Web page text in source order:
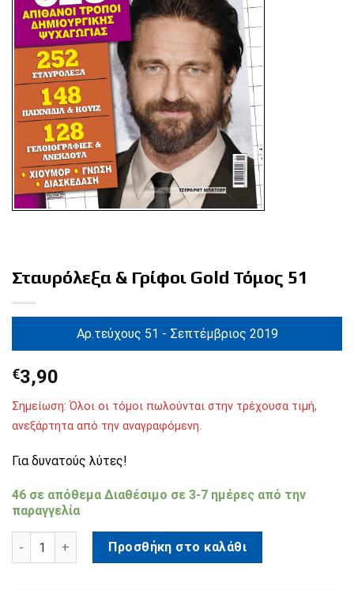
Σταυρόλεξα & Γρίφοι Gold Τόμος 51
Αρ.τεύχους 51 - Σεπτέμβριος 2019
€3,90
Σημείωση: Όλοι οι τόμοι πωλούνται στην τρέχουσα τιμή,
ανεξάρτητα από την αναγραφόμενη.
Για δυνατούς λύτες!
46 σε απόθεμα Διαθέσιμo σε 3-7 ημέρες από την
παραγγελία
Σταυρόλεξα & Γρίφοι Gold Τόμος 51 ποσότητα
Προσθήκη στο καλάθι